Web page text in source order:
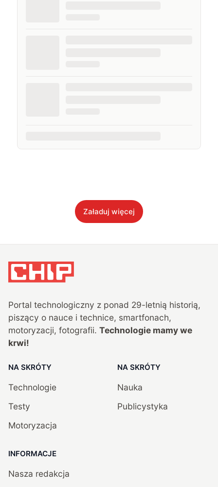
Załaduj więcej
Portal technologiczny z ponad 29-letnią historią,
piszący o nauce i technice, smartfonach,
motoryzacji, fotografii. Technologie mamy we
krwi!
NA SKRÓTY
Technologie
Testy
Motoryzacja
NA SKRÓTY
Nauka
Publicystyka
INFORMACJE
Nasza redakcja